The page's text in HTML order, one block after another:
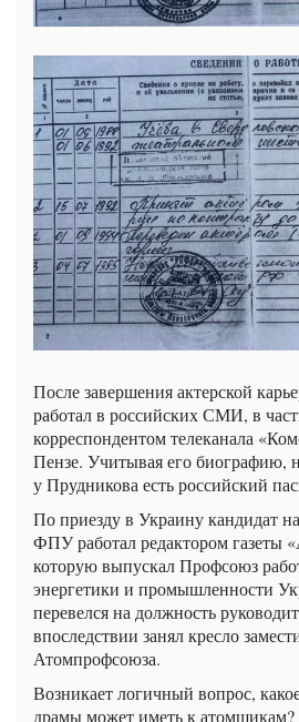
После завершения актерской
работал в российских СМИ, в
корреспондентом телеканала
Пензе. Учитывая его биографию,
у Прудникова есть российский
По приезду в Украину кандидат
ФПУ работал редактором газеты
которую выпускал Профсоюз
энергетики и промышленности
перевелся на должность
впоследствии занял кресло
Атомпрофсоюза.
Возникает логичный вопрос,
драмы может иметь к атомщикам?